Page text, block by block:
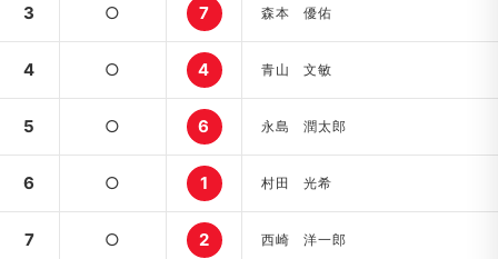
3 ○ 7 森本 優佑
4 ○ 4 青山 文敏
5 ○ 6 永島 潤太郎
6 ○ 1 村田 光希
7 ○ 2 西崎 洋一郎